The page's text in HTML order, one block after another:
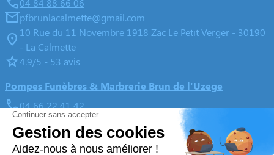
04 84 88 66 06
pfbrunlacalmette@gmail.com
10 Rue du 11 Novembre 1918 Zac Le Petit Verger - 30190
- La Calmette
4.9/5 - 53 avis
Pompes Funèbres & Marbrerie Brun de l'Uzege
04 66 22 41 42
brunpompesfunebres@wanadoo.fr
28 Rue Henri Bruguière - 30700 - Uzès
4.8/5 - 170 avis